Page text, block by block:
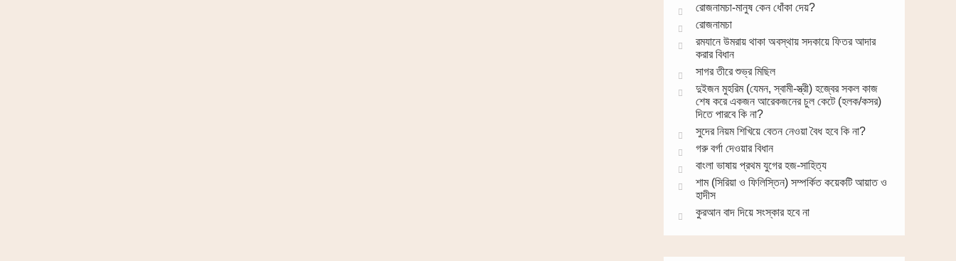
রোজনামচা-মানুষ কেন ধোঁকা দেয়?
রোজনামচা
রমযানে উমরায় থাকা অবস্থায় সদকায়ে ফিতর আদার
করার বিধান
সাগর তীরে শুভ্র মিছিল
দুইজন মুহরিম (যেমন, স্বামী-স্ত্রী) হজ্বের সকল কাজ
শেষ করে একজন আরেকজনের চুল কেটে (হলক/কসর)
দিতে পারবে কি না?
সুদের নিয়ম শিখিয়ে বেতন নেওয়া বৈধ হবে কি না?
গরু বর্গা দেওয়ার বিধান
বাংলা ভাষায় প্রথম যুগের হজ-সাহিত্য
শাম (সিরিয়া ও ফিলিস্তিন) সম্পর্কিত কয়েকটি আয়াত ও
হাদীস
কুরআন বাদ দিয়ে সংস্কার হবে না